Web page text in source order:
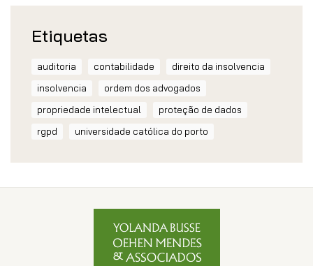
Etiquetas
auditoria contabilidade
direito da insolvencia
insolvencia
ordem dos advogados
propriedade intelectual
proteção de dados
rgpd
universidade católica do porto